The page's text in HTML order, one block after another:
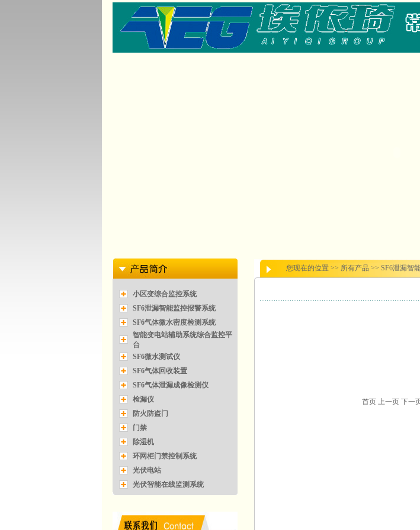
小区变综合监控系统
SF6泄漏智能监控报警系统
SF6气体微水密度检测系统
智能变电站辅助系统综合监控平
台
SF6微水测试仪
SF6气体回收装置
SF6气体泄漏成像检测仪
检漏仪
防火防盗门
门禁
除湿机
环网柜门禁控制系统
光伏电站
光伏智能在线监测系统
您现在的位置 >> 所有产品 >> SF6泄漏智
首页 上一页 下一